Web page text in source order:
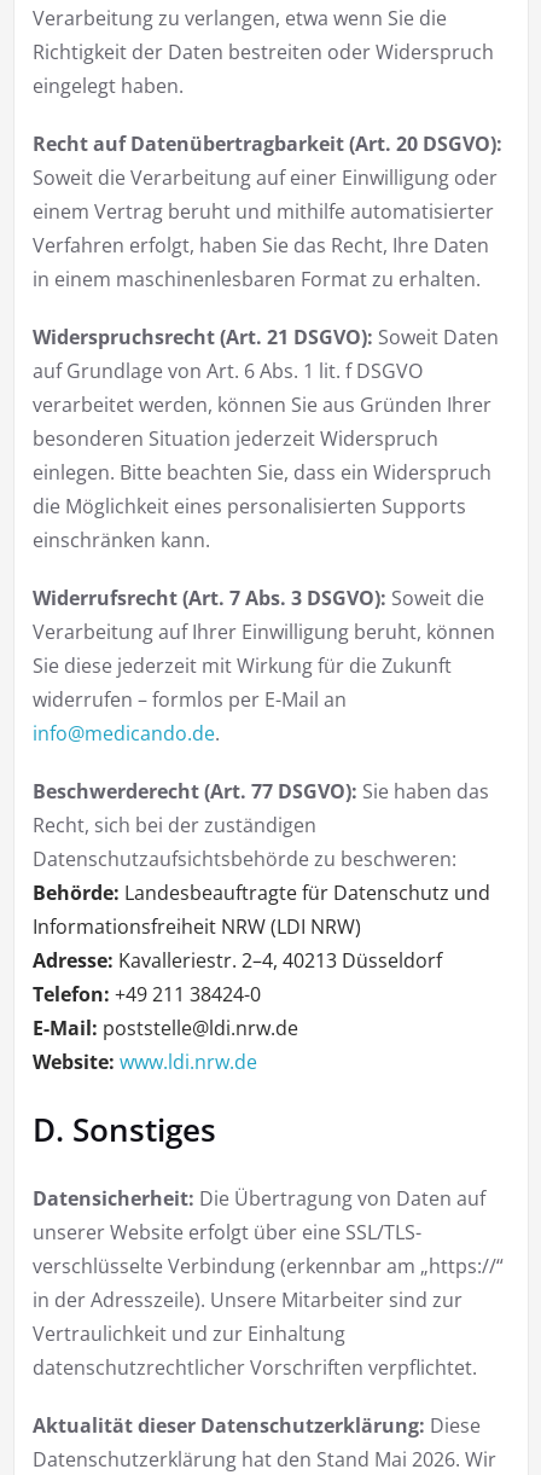
Verarbeitung zu verlangen, etwa wenn Sie die
Richtigkeit der Daten bestreiten oder Widerspruch
eingelegt haben.
Recht auf Datenübertragbarkeit (Art. 20 DSGVO):
Soweit die Verarbeitung auf einer Einwilligung oder
einem Vertrag beruht und mithilfe automatisierter
Verfahren erfolgt, haben Sie das Recht, Ihre Daten
in einem maschinenlesbaren Format zu erhalten.
Widerspruchsrecht (Art. 21 DSGVO): Soweit Daten
auf Grundlage von Art. 6 Abs. 1 lit. f DSGVO
verarbeitet werden, können Sie aus Gründen Ihrer
besonderen Situation jederzeit Widerspruch
einlegen. Bitte beachten Sie, dass ein Widerspruch
die Möglichkeit eines personalisierten Supports
einschränken kann.
Widerrufsrecht (Art. 7 Abs. 3 DSGVO): Soweit die
Verarbeitung auf Ihrer Einwilligung beruht, können
Sie diese jederzeit mit Wirkung für die Zukunft
widerrufen – formlos per E-Mail an
info@medicando.de.
Beschwerderecht (Art. 77 DSGVO): Sie haben das
Recht, sich bei der zuständigen
Datenschutzaufsichtsbehörde zu beschweren:
Behörde: Landesbeauftragte für Datenschutz und
Informationsfreiheit NRW (LDI NRW)
Adresse: Kavalleriestr. 2–4, 40213 Düsseldorf
Telefon: +49 211 38424-0
E-Mail: poststelle@ldi.nrw.de
Website: www.ldi.nrw.de
D. Sonstiges
Datensicherheit: Die Übertragung von Daten auf
unserer Website erfolgt über eine SSL/TLS-
verschlüsselte Verbindung (erkennbar am „https://“
in der Adresszeile). Unsere Mitarbeiter sind zur
Vertraulichkeit und zur Einhaltung
datenschutzrechtlicher Vorschriften verpflichtet.
Aktualität dieser Datenschutzerklärung: Diese
Datenschutzerklärung hat den Stand Mai 2026. Wir